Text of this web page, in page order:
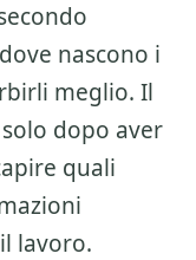
nascono i
meglio. Il
dopo aver
quali
lavoro.